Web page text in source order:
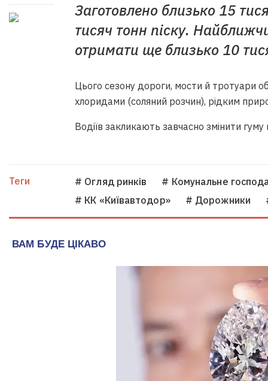
Заготовлено близько 15
тисяч тонн піску.
отримати ще близько 10
Цього сезону дороги, мости й тротуари
хлоридами (соляний розчин), рідким
Водіїв закликають завчасно змінити
Теги # Огляд ринків
# Комунальне
# КК «Київавтодор»
# Дорожники